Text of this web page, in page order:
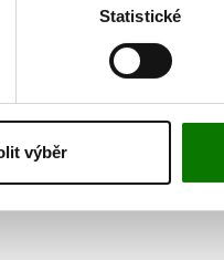
Statistické
výběr